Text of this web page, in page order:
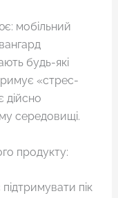
мобільний
будь-які
«стрес-
дійсно
середовищі.
продукту:
пік